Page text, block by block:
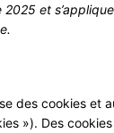
et
des cookies et
»). Des